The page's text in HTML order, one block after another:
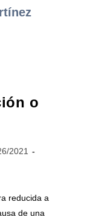
o
2021
reducida a
de una